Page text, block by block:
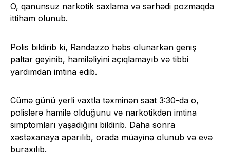
O, qanunsuz narkotik saxlama və sərhədi pozmaqda
ittiham olunub.
Polis bildirib ki, Randazzo həbs olunarkən geniş
paltar geyinib, hamiləliyini açıqlamayıb və tibbi
yardımdan imtina edib.
Cümə günü yerli vaxtla təxminən saat 3:30-da o,
polislərə hamilə olduğunu və narkotikdən imtina
simptomları yaşadığını bildirib. Daha sonra
xəstəxanaya aparılıb, orada müayinə olunub və evə
buraxılıb.